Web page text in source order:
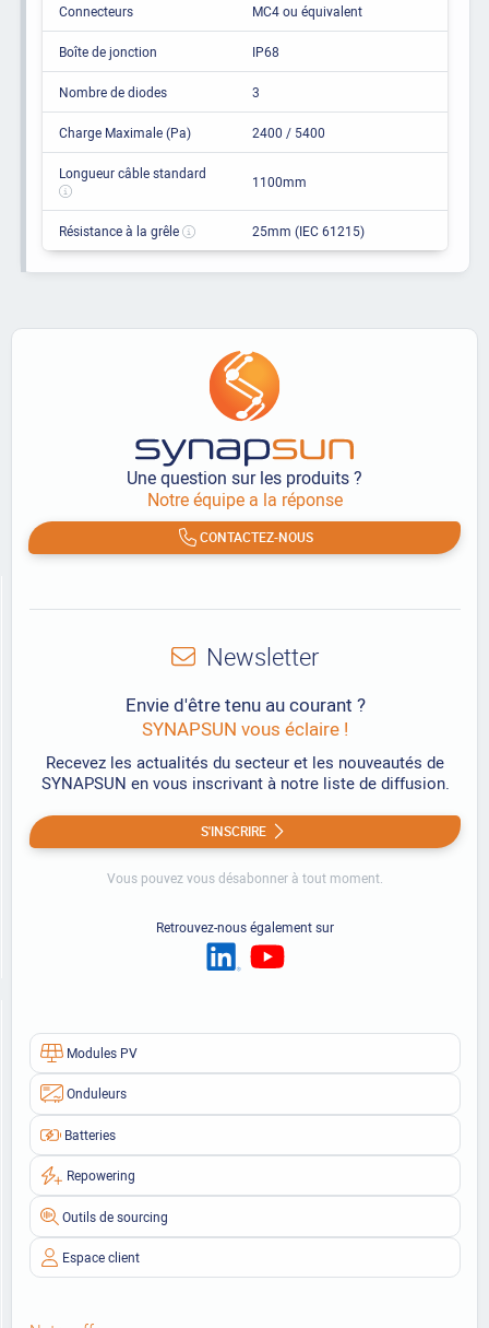
Connecteurs MC4 ou équivalent
Boîte de jonction IP68
Nombre de diodes 3
Charge Maximale (Pa) 2400 / 5400
Longueur câble standard 1100mm
Résistance à la grêle 25mm (IEC 61215)
Une question sur les produits ?
Notre équipe a la réponse
CONTACTEZ-NOUS
Modules PV
Onduleurs
Batteries
Repowering
Outils de sourcing
Espace client
Newsletter
Envie d'être tenu au courant ?
SYNAPSUN vous éclaire !
Recevez les actualités du secteur et les nouveautés de
SYNAPSUN en vous inscrivant à notre liste de diffusion.
S'INSCRIRE
Vous pouvez vous désabonner à tout moment.
Retrouvez-nous également sur